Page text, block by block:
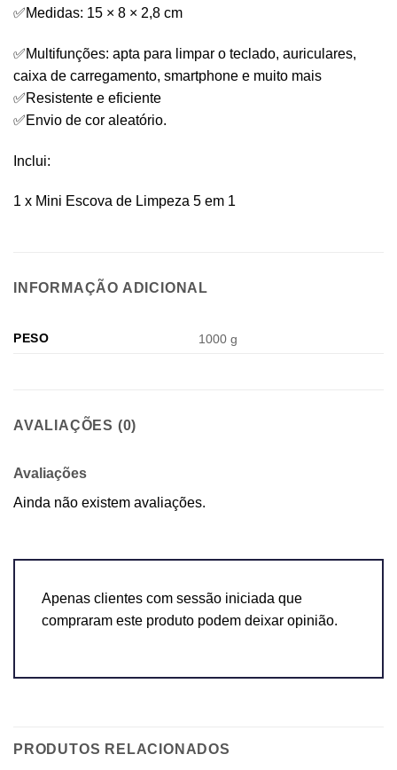
✅Medidas: 15 × 8 × 2,8 cm
✅Multifunções: apta para limpar o teclado, auriculares,
caixa de carregamento, smartphone e muito mais
✅Resistente e eficiente
✅Envio de cor aleatório.
Inclui:
1 x Mini Escova de Limpeza 5 em 1
INFORMAÇÃO ADICIONAL
PESO 1000 g
AVALIAÇÕES (0)
Avaliações
Ainda não existem avaliações.
Apenas clientes com sessão iniciada que
compraram este produto podem deixar opinião.
PRODUTOS RELACIONADOS